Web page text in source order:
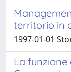
territorio in
1997-01-01
La funzione